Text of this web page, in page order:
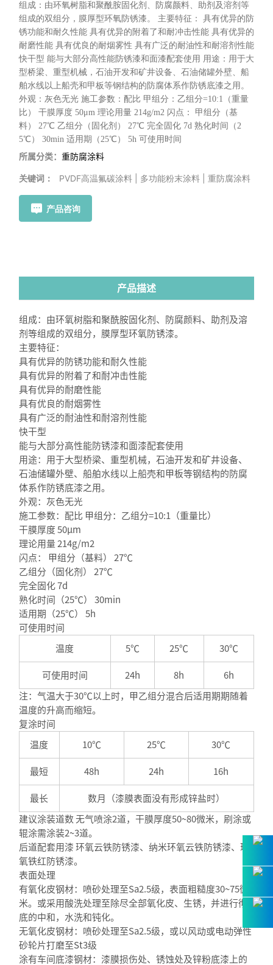
组成：由环氧树脂和聚酰胺固化剂、防腐颜料、助剂及溶剂等
组成的双组分，膜厚型环氧防锈漆。 主要特征： 具有优异的防
锈功能和耐久性能 具有优异的附着了和耐冲击性能 具有优异的
耐磨性能 具有优良的耐烟雾性 具有广泛的耐油性和耐溶剂性能
快干型 能与大部分高性能防锈漆和面漆配套使用 用途：用于大
型桥梁、重型机械，石油开发和矿井设备、石油储罐外壁、船
舶水线以上船壳和甲板等钢结构的防腐体系作防锈底漆之用。
外观：灰色无光 施工参数：配比 甲组分：乙组分=10:1（重量
比） 干膜厚度 50μm 理论用量 214g/m2 闪点： 甲组分（基
料） 27℃ 乙组分（固化剂） 27℃ 完全固化 7d 熟化时间（2
5℃） 30min 适用期（25℃） 5h 可使用时间
所属分类： 重防腐涂料
关键词： PVDF高温氟碳涂料 | 多功能粉末涂料 | 重防腐涂料
产品咨询
产品描述
组成：由环氧树脂和聚酰胺固化剂、防腐颜料、助剂及溶
剂等组成的双组分，膜厚型环氧防锈漆。
主要特征：
具有优异的防锈功能和耐久性能
具有优异的附着了和耐冲击性能
具有优异的耐磨性能
具有优良的耐烟雾性
具有广泛的耐油性和耐溶剂性能
快干型
能与大部分高性能防锈漆和面漆配套使用
用途：用于大型桥梁、重型机械，石油开发和矿井设备、
石油储罐外壁、船舶水线以上船壳和甲板等钢结构的防腐
体系作防锈底漆之用。
外观：灰色无光
施工参数：配比 甲组分：乙组分=10:1（重量比）
干膜厚度 50μm
理论用量 214g/m2
闪点： 甲组分（基料） 27℃
乙组分（固化剂） 27℃
完全固化 7d
熟化时间（25℃） 30min
适用期（25℃） 5h
可使用时间
温度 5℃ 25℃ 30℃
可使用时间 24h 8h 6h
注：气温大于30℃以上时，甲乙组分混合后适用期期随着
温度的升高而缩短。
复涂时间
温度 10℃ 25℃ 30℃
最短 48h 24h 16h
最长 数月（漆膜表面没有形成锌盐时）
建议涂装道数 无气喷涂2道，干膜厚度50~80微米，刷涂或
辊涂需涂装2~3道。
后道配套用漆 环氧云铁防锈漆、纳米环氧云铁防锈漆、环
氧铁红防锈漆。
表面处理
有氧化皮钢材：喷砂处理至Sa2.5级，表面粗糙度30~75微
米。或采用酸洗处理至除尽全部氧化皮、生锈，并进行彻
底的中和，水洗和钝化。
无氧化皮钢材：喷砂处理至Sa2.5级，或以风动或电动弹性
砂轮片打磨至St3级
涂有车间底漆钢材：漆膜损伤处、锈蚀处及锌粉底漆上的